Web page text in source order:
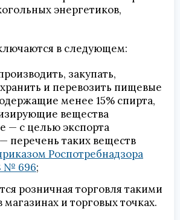
энергетиков,
в следующем:
закупать,
хранить и перевозить пищевые
менее 15% спирта,
вещества
— с целью экспорта
перечень таких веществ
Роспотребнадзора
№ 696;
розничная торговля такими
и торговых точках.